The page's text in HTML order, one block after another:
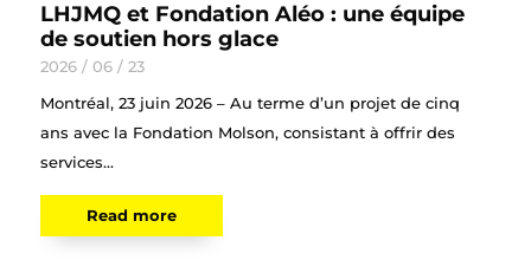
LHJMQ et Fondation Aléo : une équipe
de soutien hors glace
2026 / 06 / 23
Montréal, 23 juin 2026 – Au terme d’un projet de cinq
ans avec la Fondation Molson, consistant à offrir des
services...
Read more